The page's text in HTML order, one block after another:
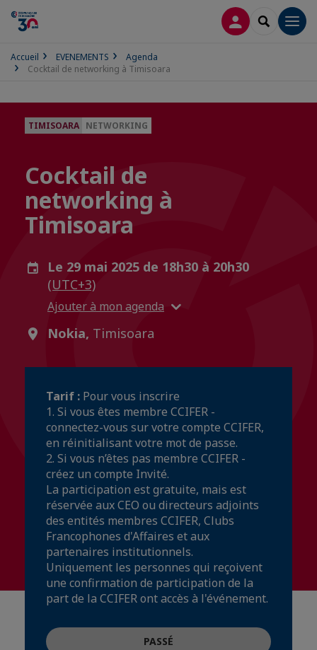
CONNEXION
Accueil EVENEMENTS
Agenda
Cocktail de networking à Timisoara
TIMISOARA NETWORKING
Cocktail de
networking à
Timisoara
Le 29 mai 2025 de 18h30 à 20h30
(UTC+3)
Ajouter à mon agenda
Nokia, Timisoara
Tarif : Pour vous inscrire
1. Si vous êtes membre CCIFER -
connectez-vous sur votre compte CCIFER,
en réinitialisant votre mot de passe.
2. Si vous n’êtes pas membre CCIFER -
créez un compte Invité.
La participation est gratuite, mais est
réservée aux CEO ou directeurs adjoints
des entités membres CCIFER, Clubs
Francophones d'Affaires et aux
partenaires institutionnels.
Uniquement les personnes qui reçoivent
une confirmation de participation de la
part de la CCIFER ont accès à l'événement.
PASSÉ